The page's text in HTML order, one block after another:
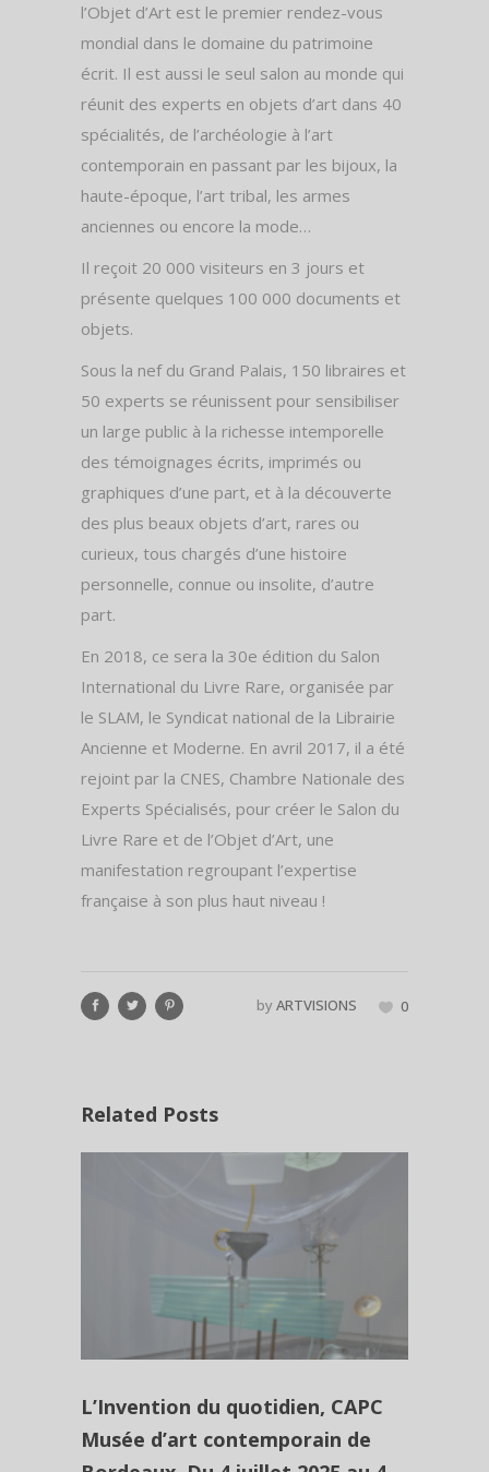
l’Objet d’Art est le premier rendez-vous
mondial dans le domaine du patrimoine
écrit. Il est aussi le seul salon au monde qui
réunit des experts en objets d’art dans 40
spécialités, de l’archéologie à l’art
contemporain en passant par les bijoux, la
haute-époque, l’art tribal, les armes
anciennes ou encore la mode…
Il reçoit 20 000 visiteurs en 3 jours et
présente quelques 100 000 documents et
objets.
Sous la nef du Grand Palais, 150 libraires et
50 experts se réunissent pour sensibiliser
un large public à la richesse intemporelle
des témoignages écrits, imprimés ou
graphiques d’une part, et à la découverte
des plus beaux objets d’art, rares ou
curieux, tous chargés d’une histoire
personnelle, connue ou insolite, d’autre
part.
En 2018, ce sera la 30e édition du Salon
International du Livre Rare, organisée par
le SLAM, le Syndicat national de la Librairie
Ancienne et Moderne. En avril 2017, il a été
rejoint par la CNES, Chambre Nationale des
Experts Spécialisés, pour créer le Salon du
Livre Rare et de l’Objet d’Art, une
manifestation regroupant l’expertise
française à son plus haut niveau !
byARTVISIONS 0
Related Posts
L’Invention du quotidien, CAPC
Musée d’art contemporain de